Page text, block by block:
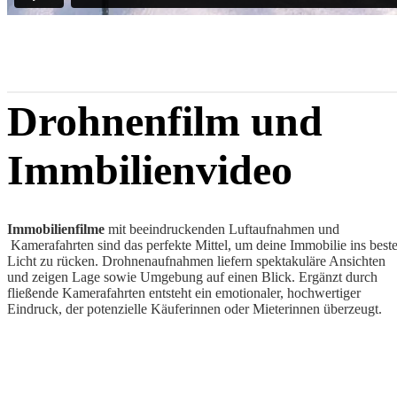
Drohnenfilm und
Immbilienvideo
Immobilienfilme mit beeindruckenden Luftaufnahmen und
Kamerafahrten sind das perfekte Mittel, um deine Immobilie ins beste
Licht zu rücken. Drohnenaufnahmen liefern spektakuläre Ansichten
und zeigen Lage sowie Umgebung auf einen Blick. Ergänzt durch
fließende Kamerafahrten entsteht ein emotionaler, hochwertiger
Eindruck, der potenzielle Käuferinnen oder Mieterinnen überzeugt.